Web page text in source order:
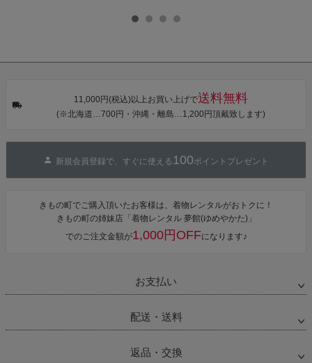
タン・夜の葉
カシュクール
ワンピース 簡
単着付け 大人
びあげ 和装 着
【メール便不
【メール便不
【メール便不
11,000円(税込)以上お買い上げで送料無料
(※北海道…700円・沖縄・離島…1,200円頂戴致します)
新規会員登録で、すぐに使える 100ポイントプレゼント
きもの町でご購入頂いたお客様は、着物レンタルがおトクに！
きもの町の姉妹店「着物レンタル 夢館(ゆめやかた)」
でのご注文金額が1,000円OFFになります♪
お支払い
配送・送料
返品・交換